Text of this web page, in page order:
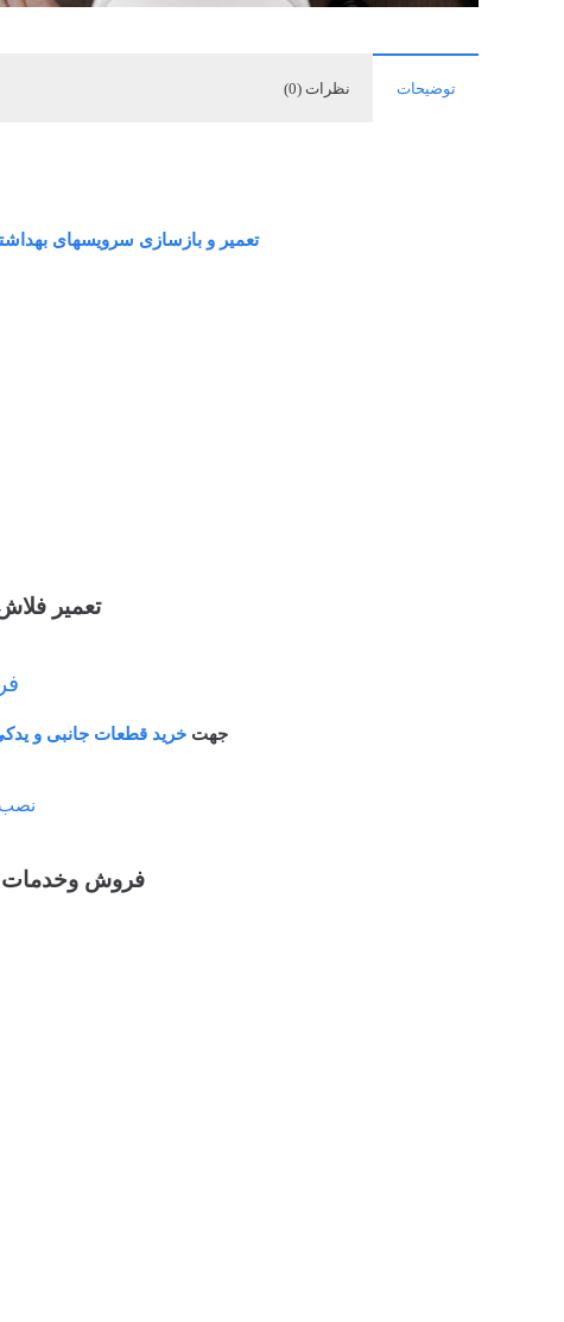
توضیحات نظرات (0)
تعمیر و بازسازی سرویسهای
تعمیر
جهت خرید قطعات جانبی و
نصب
فروش وخدمات